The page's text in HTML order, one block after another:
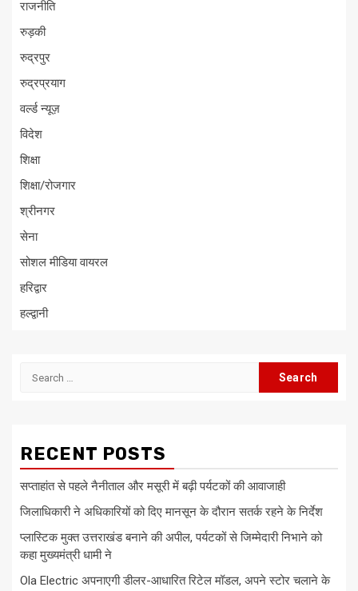
राजनीति
रुड़की
रुद्रपुर
रुद्रप्रयाग
वर्ल्ड न्यूज़
विदेश
शिक्षा
शिक्षा/रोजगार
श्रीनगर
सेना
सोशल मीडिया वायरल
हरिद्वार
हल्द्वानी
Search
RECENT POSTS
सप्ताहांत से पहले नैनीताल और मसूरी में बढ़ी पर्यटकों की आवाजाही
जिलाधिकारी ने अधिकारियों को दिए मानसून के दौरान सतर्क रहने के निर्देश
प्लास्टिक मुक्त उत्तराखंड बनाने की अपील, पर्यटकों से जिम्मेदारी निभाने को
कहा मुख्यमंत्री धामी ने
Ola Electric अपनाएगी डीलर-आधारित रिटेल मॉडल, अपने स्टोर चलाने के